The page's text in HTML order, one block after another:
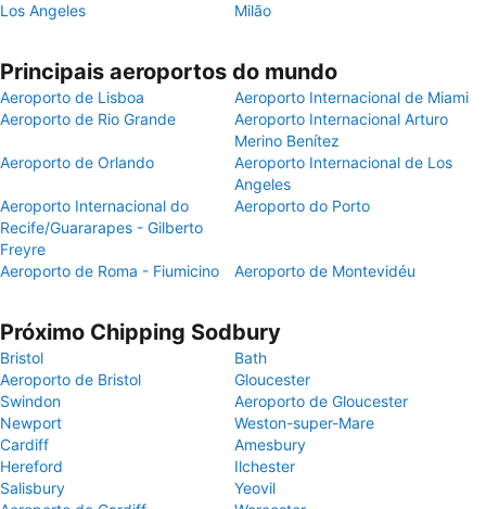
Los Angeles
Milão
Principais aeroportos do mundo
Aeroporto de Lisboa
Aeroporto Internacional de Miami
Aeroporto de Rio Grande
Aeroporto Internacional Arturo
Merino Benítez
Aeroporto de Orlando
Aeroporto Internacional de Los
Angeles
Aeroporto Internacional do
Recife/Guararapes - Gilberto
Freyre
Aeroporto do Porto
Aeroporto de Roma - Fiumicino Aeroporto de Montevidéu
Próximo Chipping Sodbury
Bristol
Bath
Aeroporto de Bristol
Gloucester
Swindon
Aeroporto de Gloucester
Newport
Weston-super-Mare
Cardiff
Amesbury
Hereford
Ilchester
Salisbury
Yeovil